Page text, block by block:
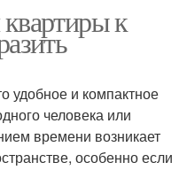
к
удобное и компактное
человека или
времени возникает
особенно если